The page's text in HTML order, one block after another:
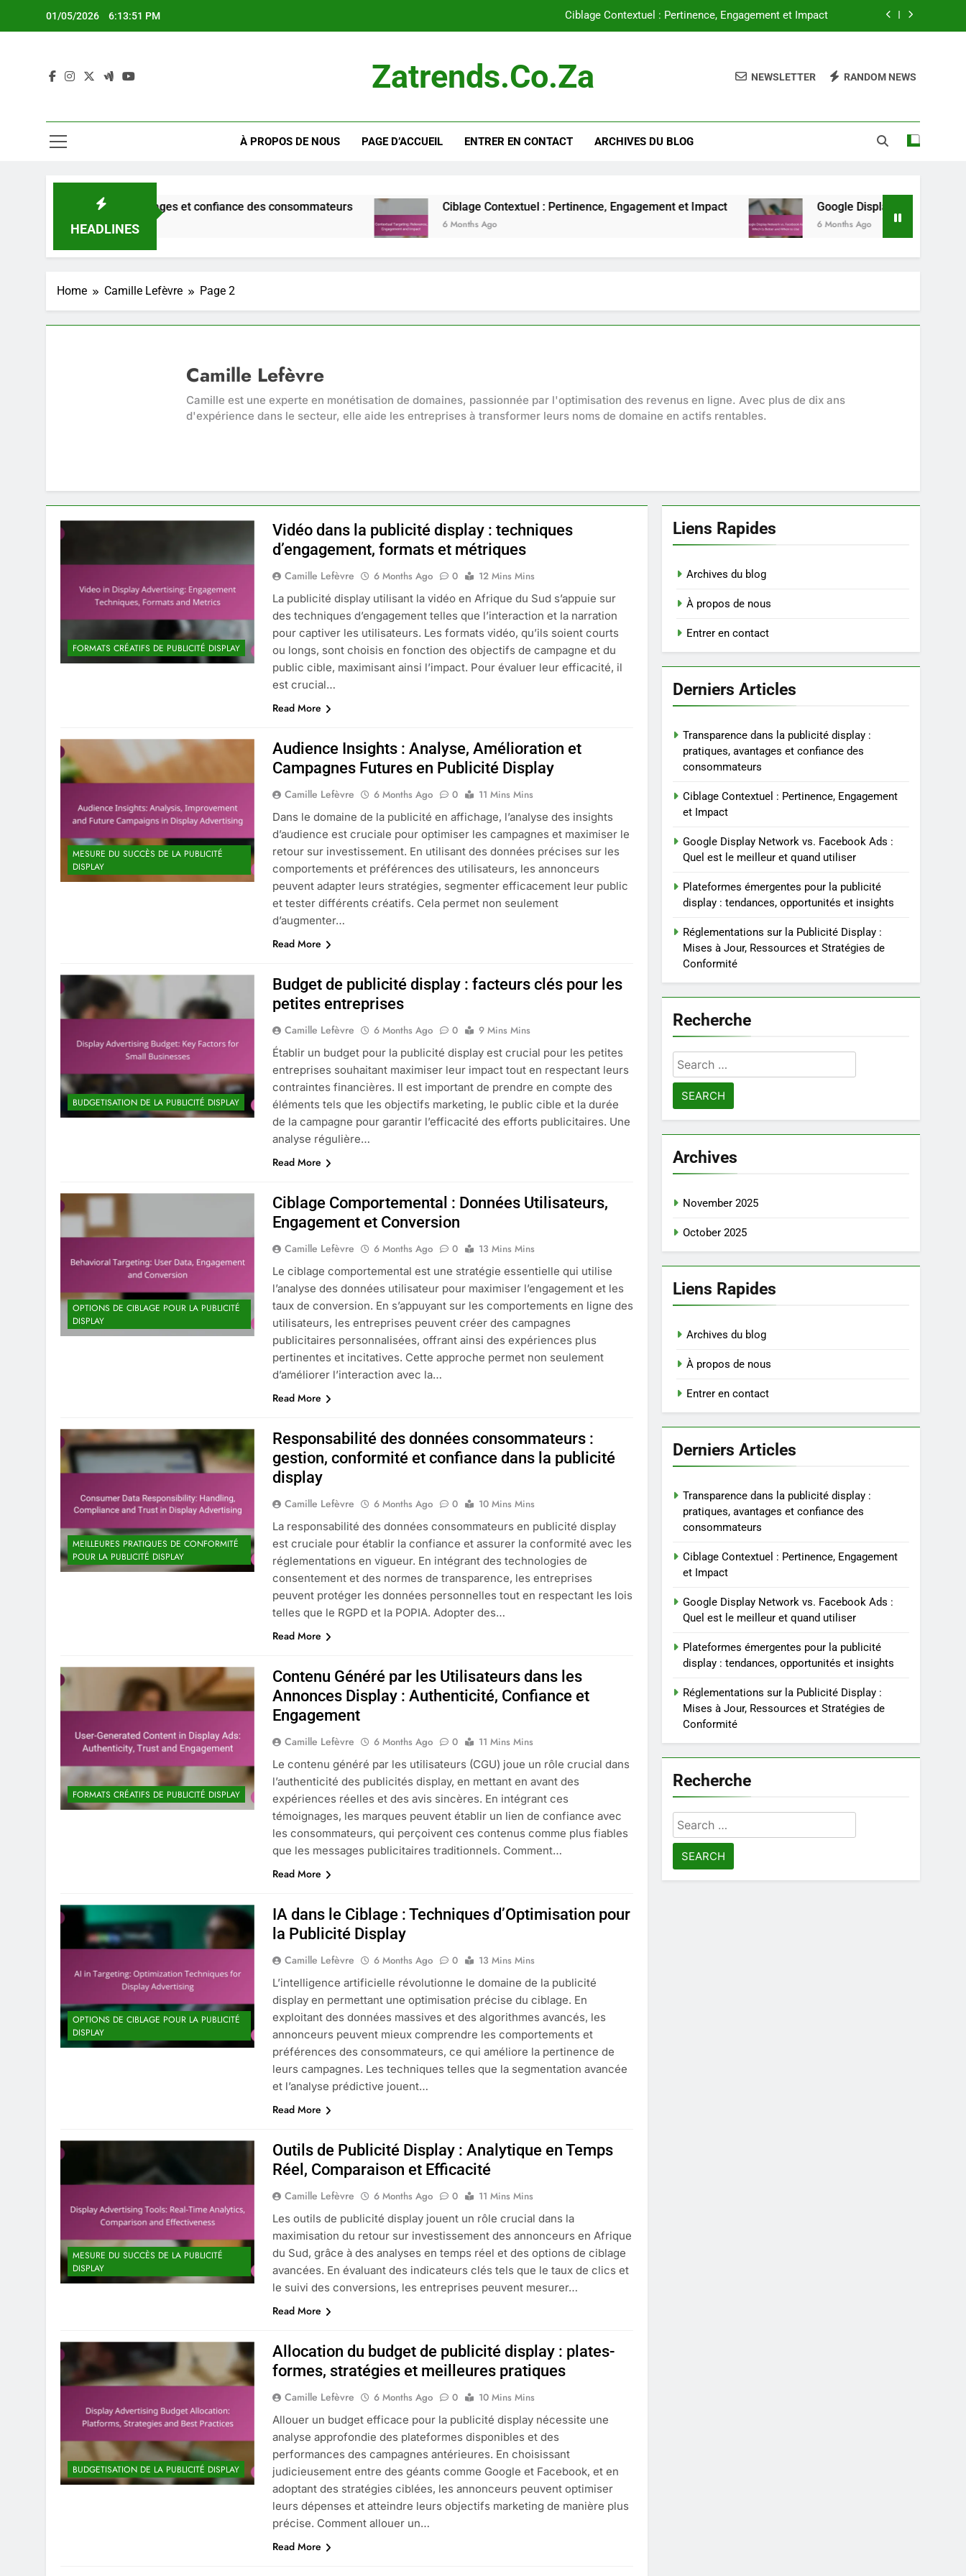
01/05/2026 6:13:52 PM Ciblage Contextuel : Pertinence, Engagement et Impact
Plateformes émergentes pour la publicité display : tendances, opportunités et insights
Ciblage Contextuel : Pertinence, Engagement et Impact
Plateformes émergentes pour la publicité display : tendances, opportunités et insights
Zatrends.co.za NEWSLETTER RANDOM NEWS
À PROPOS DE NOUS PAGE D’ACCUEIL ENTRER EN CONTACT ARCHIVES DU BLOG
HEADLINES
avantages et confiance des consommateurs Ciblage Contextuel : Pertinence, Engagement et Impact
6 Months Ago
Google Display Network vs. Facebook
6 Months Ago
Home Camille Lefèvre Page 2
Camille Lefèvre
Camille est une experte en monétisation de domaines, passionnée par l'optimisation des revenus en ligne. Avec plus de dix ans
d'expérience dans le secteur, elle aide les entreprises à transformer leurs noms de domaine en actifs rentables.
FORMATS CRÉATIFS DE PUBLICITÉ DISPLAY
Vidéo dans la publicité display : techniques
d’engagement, formats et métriques
Camille Lefèvre 6 Months Ago 0
12 Mins Mins
La publicité display utilisant la vidéo en Afrique du Sud s’appuie sur
des techniques d’engagement telles que l’interaction et la narration
pour captiver les utilisateurs. Les formats vidéo, qu’ils soient courts
ou longs, sont choisis en fonction des objectifs de campagne et du
public cible, maximisant ainsi l’impact. Pour évaluer leur efficacité, il
est crucial…
Read More
MESURE DU SUCCÈS DE LA PUBLICITÉ
DISPLAY
Audience Insights : Analyse, Amélioration et
Campagnes Futures en Publicité Display
Camille Lefèvre 6 Months Ago 0
11 Mins Mins
Dans le domaine de la publicité en affichage, l’analyse des insights
d’audience est cruciale pour optimiser les campagnes et maximiser le
retour sur investissement. En utilisant des données précises sur les
comportements et préférences des utilisateurs, les annonceurs
peuvent adapter leurs stratégies, segmenter efficacement leur public
et tester différents créatifs. Cela permet non seulement
d’augmenter…
Read More
BUDGETISATION DE LA PUBLICITÉ DISPLAY
Budget de publicité display : facteurs clés pour les
petites entreprises
Camille Lefèvre 6 Months Ago 0
9 Mins Mins
Établir un budget pour la publicité display est crucial pour les petites
entreprises souhaitant maximiser leur impact tout en respectant leurs
contraintes financières. Il est important de prendre en compte des
éléments tels que les objectifs marketing, le public cible et la durée
de la campagne pour garantir l’efficacité des efforts publicitaires. Une
analyse régulière…
Read More
OPTIONS DE CIBLAGE POUR LA PUBLICITÉ
DISPLAY
Ciblage Comportemental : Données Utilisateurs,
Engagement et Conversion
Camille Lefèvre 6 Months Ago 0
13 Mins Mins
Le ciblage comportemental est une stratégie essentielle qui utilise
l’analyse des données utilisateur pour maximiser l’engagement et les
taux de conversion. En s’appuyant sur les comportements en ligne des
utilisateurs, les entreprises peuvent créer des campagnes
publicitaires personnalisées, offrant ainsi des expériences plus
pertinentes et incitatives. Cette approche permet non seulement
d’améliorer l’interaction avec la…
Read More
MEILLEURES PRATIQUES DE CONFORMITÉ
POUR LA PUBLICITÉ DISPLAY
Responsabilité des données consommateurs :
gestion, conformité et confiance dans la publicité
display
Camille Lefèvre 6 Months Ago 0
10 Mins Mins
La responsabilité des données consommateurs en publicité display
est cruciale pour établir la confiance et assurer la conformité avec les
réglementations en vigueur. En intégrant des technologies de
consentement et des normes de transparence, les entreprises
peuvent protéger les données personnelles tout en respectant les lois
telles que le RGPD et la POPIA. Adopter des…
Read More
FORMATS CRÉATIFS DE PUBLICITÉ DISPLAY
Contenu Généré par les Utilisateurs dans les
Annonces Display : Authenticité, Confiance et
Engagement
Camille Lefèvre 6 Months Ago 0
11 Mins Mins
Le contenu généré par les utilisateurs (CGU) joue un rôle crucial dans
l’authenticité des publicités display, en mettant en avant des
expériences réelles et des avis sincères. En intégrant ces
témoignages, les marques peuvent établir un lien de confiance avec
les consommateurs, qui perçoivent ces contenus comme plus fiables
que les messages publicitaires traditionnels. Comment…
Read More
OPTIONS DE CIBLAGE POUR LA PUBLICITÉ
DISPLAY
IA dans le Ciblage : Techniques d’Optimisation pour
la Publicité Display
Camille Lefèvre 6 Months Ago 0
13 Mins Mins
L’intelligence artificielle révolutionne le domaine de la publicité
display en permettant une optimisation précise du ciblage. En
exploitant des données massives et des algorithmes avancés, les
annonceurs peuvent mieux comprendre les comportements et
préférences des consommateurs, ce qui améliore la pertinence de
leurs campagnes. Les techniques telles que la segmentation avancée
et l’analyse prédictive jouent…
Read More
MESURE DU SUCCÈS DE LA PUBLICITÉ
DISPLAY
Outils de Publicité Display : Analytique en Temps
Réel, Comparaison et Efficacité
Camille Lefèvre 6 Months Ago 0
11 Mins Mins
Les outils de publicité display jouent un rôle crucial dans la
maximisation du retour sur investissement des annonceurs en Afrique
du Sud, grâce à des analyses en temps réel et des options de ciblage
avancées. En évaluant des indicateurs clés tels que le taux de clics et
le suivi des conversions, les entreprises peuvent mesurer…
Read More
BUDGETISATION DE LA PUBLICITÉ DISPLAY
Allocation du budget de publicité display : plates-
formes, stratégies et meilleures pratiques
Camille Lefèvre 6 Months Ago 0
10 Mins Mins
Allouer un budget efficace pour la publicité display nécessite une
analyse approfondie des plateformes disponibles et des
performances des campagnes antérieures. En choisissant
judicieusement entre des géants comme Google et Facebook, et en
adoptant des stratégies ciblées, les annonceurs peuvent optimiser
leurs dépenses et atteindre leurs objectifs marketing de manière plus
précise. Comment allouer un…
Read More
Liens Rapides
Archives du blog
À propos de nous
Entrer en contact
Derniers Articles
Transparence dans la publicité display :
pratiques, avantages et confiance des
consommateurs
Ciblage Contextuel : Pertinence, Engagement
et Impact
Google Display Network vs. Facebook Ads :
Quel est le meilleur et quand utiliser
Plateformes émergentes pour la publicité
display : tendances, opportunités et insights
Réglementations sur la Publicité Display :
Mises à Jour, Ressources et Stratégies de
Conformité
Recherche
Search
for:
Archives
November 2025
October 2025
Liens Rapides
Archives du blog
À propos de nous
Entrer en contact
Derniers Articles
Transparence dans la publicité display :
pratiques, avantages et confiance des
consommateurs
Ciblage Contextuel : Pertinence, Engagement
et Impact
Google Display Network vs. Facebook Ads :
Quel est le meilleur et quand utiliser
Plateformes émergentes pour la publicité
display : tendances, opportunités et insights
Réglementations sur la Publicité Display :
Mises à Jour, Ressources et Stratégies de
Conformité
Recherche
Search
for: